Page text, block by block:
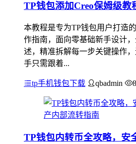
TP钱包添加Creo保姆级教
本教程是专为TP钱包用户打造
作指南，面向零基础新手设计
述，精准拆解每一步关键操作
手只需跟着...
tp手机钱包下载 qbadmin
TP钱包内转币全攻略，安